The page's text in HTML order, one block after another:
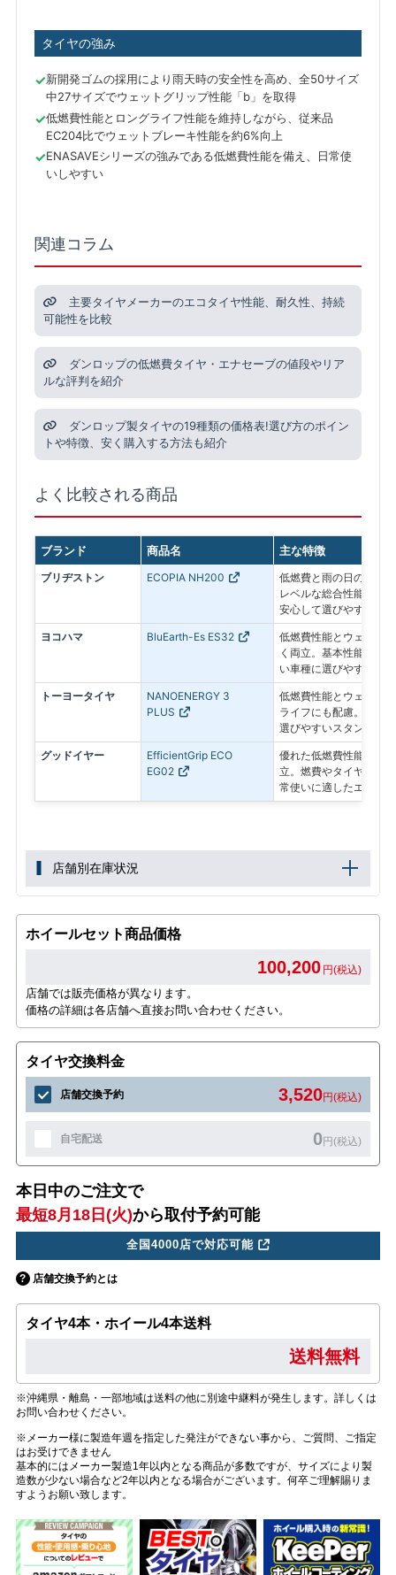
タイヤの強み
新開発ゴムの採用により雨天時の安全性を高め、全50サイズ
中27サイズでウェットグリップ性能「b」を取得
低燃費性能とロングライフ性能を維持しながら、従来品
EC204比でウェットブレーキ性能を約6%向上
ENASAVEシリーズの強みである低燃費性能を備え、日常使
いしやすい
関連コラム
主要タイヤメーカーのエコタイヤ性能、耐久性、持続
可能性を比較
ダンロップの低燃費タイヤ・エナセーブの値段やリア
ルな評判を紹介
ダンロップ製タイヤの19種類の価格表!選び方のポイン
トや特徴、安く購入する方法も紹介
よく比較される商品
ブランド 商品名 主な特徴
ブリヂストン ECOPIA NH200
低燃費と雨の日の安全
レベルな総合性能で、
安心して選びやすい低
ヨコハマ BluEarth-Es ES32
低燃費性能とウェット
く両立。基本性能をし
い車種に選びやすいス
トーヨータイヤ
NANOENERGY 3
PLUS
低燃費性能とウェット
ライフにも配慮。経済
選びやすいスタンダー
グッドイヤー
EfficientGrip ECO
EG02
優れた低燃費性能とロ
立。燃費やタイヤの長
常使いに適したエコタ
店舗別在庫状況
ホイールセット商品価格
100,200 円(税込)
店舗では販売価格が異なります。
価格の詳細は各店舗へ直接お問い合わせください。
タイヤ交換料金
店舗交換予約 3,520円(税込)
自宅配送 0円(税込)
本日中のご注文で
最短8月18日(火)から取付予約可能
全国4000店で対応可能
店舗交換予約とは
タイヤ4本・ホイール4本送料
送料無料
※沖縄県・離島・一部地域は送料の他に別途中継料が発生します。詳しくは
お問い合わせください。
※メーカー様に製造年週を指定した発注ができない事から、ご質問、ご指定
はお受けできません
基本的にはメーカー製造1年以内となる商品が多数ですが、サイズにより製
造数が少ない場合など2年以内となる場合がございます。何卒ご理解賜りま
すようお願い致します。